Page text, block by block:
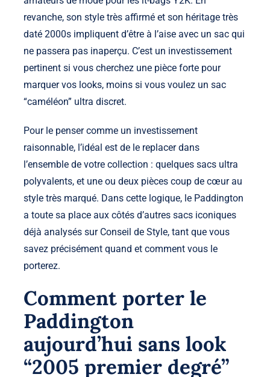
revanche, son style très affirmé et son héritage très
daté 2000s impliquent d’être à l’aise avec un sac qui
ne passera pas inaperçu. C’est un investissement
pertinent si vous cherchez une pièce forte pour
marquer vos looks, moins si vous voulez un sac
“caméléon” ultra discret.
Pour le penser comme un investissement
raisonnable, l’idéal est de le replacer dans
l’ensemble de votre collection : quelques sacs ultra
polyvalents, et une ou deux pièces coup de cœur au
style très marqué. Dans cette logique, le Paddington
a toute sa place aux côtés d’autres sacs iconiques
déjà analysés sur Conseil de Style, tant que vous
savez précisément quand et comment vous le
porterez.
Comment porter le
Paddington
aujourd’hui sans look
“2005 premier degré”